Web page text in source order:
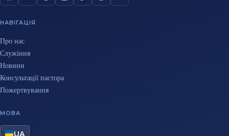
НАВІГАЦІЯ
Про нас
Служіння
Новини
Консультації пастора
Пожертвування
МОВА
UA